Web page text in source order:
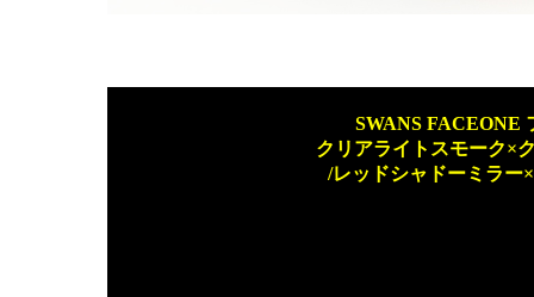
SWANS FACEONE
クリアライトスモーク×
/レッドシャドーミラー